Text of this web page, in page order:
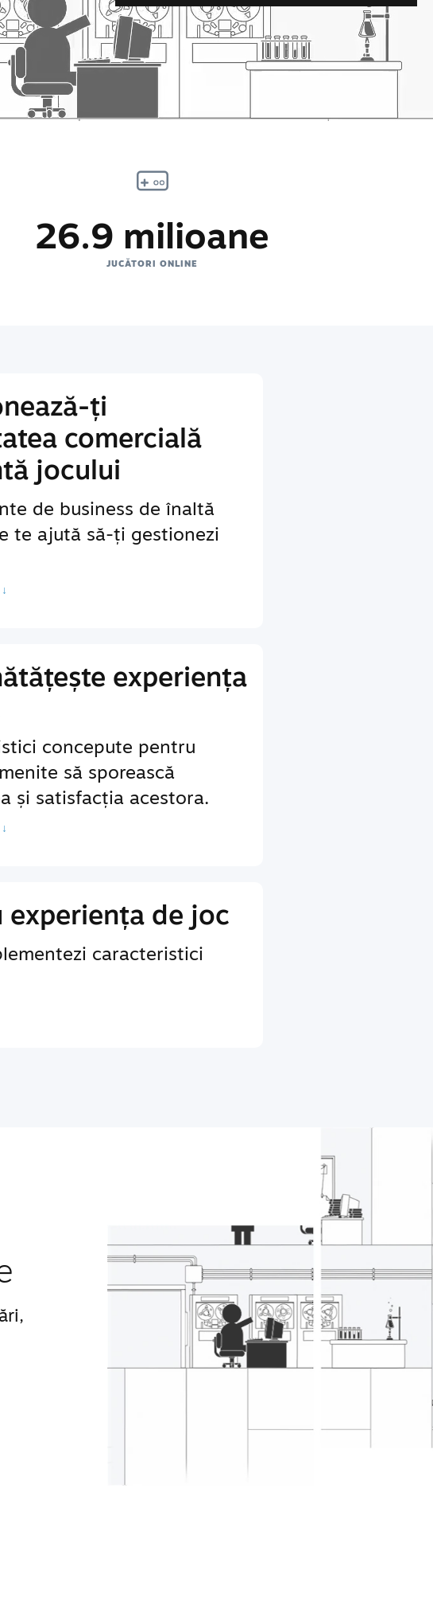
26.9 milioane
JUCĂTORI ONLINE
ți
comercială
jocului
de business de înaltă
te ajută să-ți gestionezi
experiența
concepute pentru
să sporească
și satisfacția acestora.
experiența de joc
caracteristici